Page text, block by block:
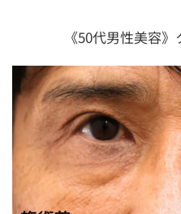
《50代男性美容